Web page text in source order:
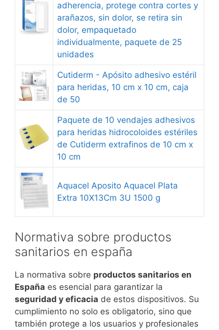
adherencia, protege contra cortes y
arañazos, sin dolor, se retira sin
dolor, empaquetado
individualmente, paquete de 25
unidades
Cutiderm - Apósito adhesivo estéril
para heridas, 10 cm x 10 cm, caja
de 50
Paquete de 10 vendajes adhesivos
para heridas hidrocoloides estériles
de Cutiderm extrafinos de 10 cm x
10 cm
Aquacel Aposito Aquacel Plata
Extra 10X13Cm 3U 1500 g
Normativa sobre productos
sanitarios en españa
La normativa sobre productos sanitarios en
España es esencial para garantizar la
seguridad y eficacia de estos dispositivos. Su
cumplimiento no solo es obligatorio, sino que
también protege a los usuarios y profesionales